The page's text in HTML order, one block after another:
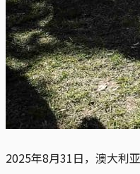
2025年8月31日，澳大利